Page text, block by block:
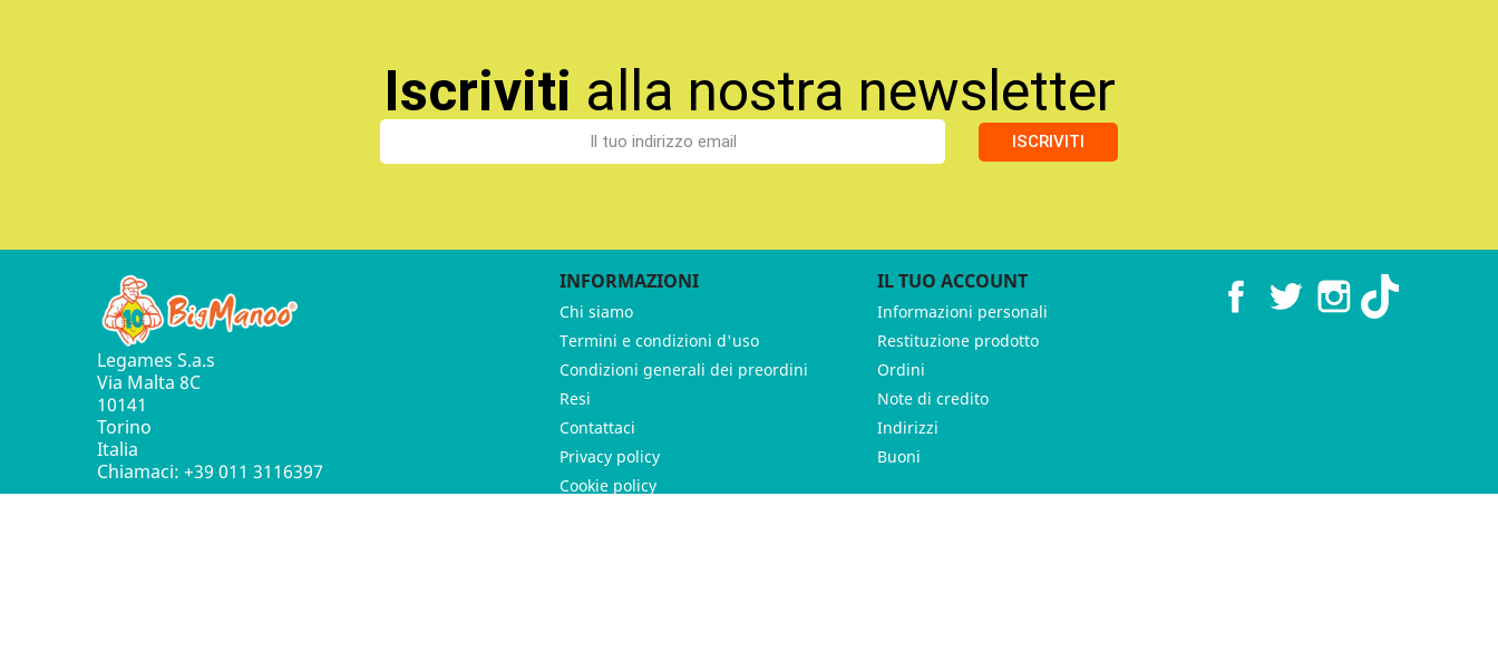
Iscriviti alla nostra newsletter
ISCRIVITI
Legames S.a.s
Via Malta 8C
10141
Torino
Italia
Chiamaci: +39 011 3116397
INFORMAZIONI
Chi siamo
Termini e condizioni d'uso
Condizioni generali dei preordini
Resi
Contattaci
Privacy policy
Cookie policy
IL TUO ACCOUNT
Informazioni personali
Restituzione prodotto
Ordini
Note di credito
Indirizzi
Buoni
FacebookTwitter Instagram